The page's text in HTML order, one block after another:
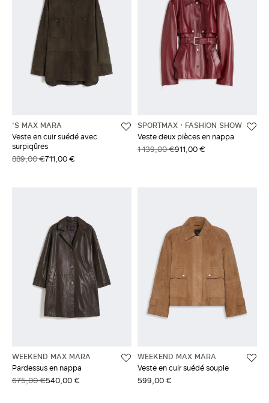
'S MAX MARA
Veste en cuir suédé avec
surpiqûres
889,00 €711,00 €
SPORTMAX
FASHION SHOW
Veste deux pièces en nappa
1 139,00 €911,00 €
WEEKEND MAX MARA
Pardessus en nappa
675,00 €540,00 €
WEEKEND MAX MARA
Veste en cuir suédé souple
599,00 €